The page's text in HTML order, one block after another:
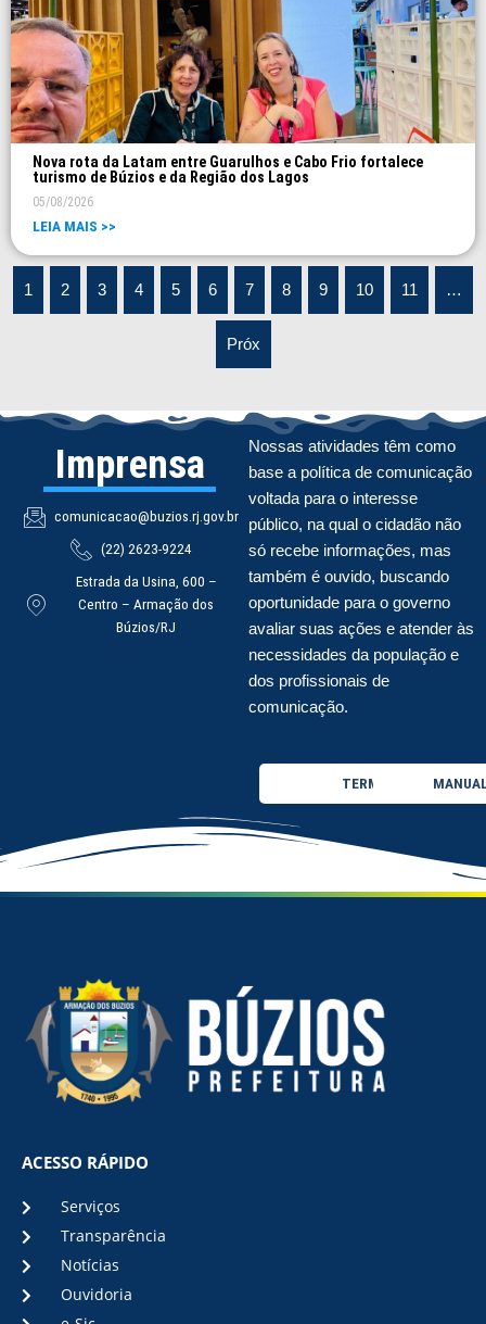
Nova rota da Latam entre Guarulhos e Cabo Frio fortalece
turismo de Búzios e da Região dos Lagos
05/08/2026
LEIA MAIS >>
1 2 3 4 5 6 7 8 9 10 11 …
Próx
Imprensa
comunicacao@buzios.rj.gov.br
(22) 2623-9224
Estrada da Usina, 600 –
Centro – Armação dos
Búzios/RJ
Nossas atividades têm como
base a política de comunicação
voltada para o interesse
público, na qual o cidadão não
só recebe informações, mas
também é ouvido, buscando
oportunidade para o governo
avaliar suas ações e atender às
necessidades da população e
dos profissionais de
comunicação.
TERMO DE USO
ACESSO RÁPIDO
Serviços
Transparência
Notícias
Ouvidoria